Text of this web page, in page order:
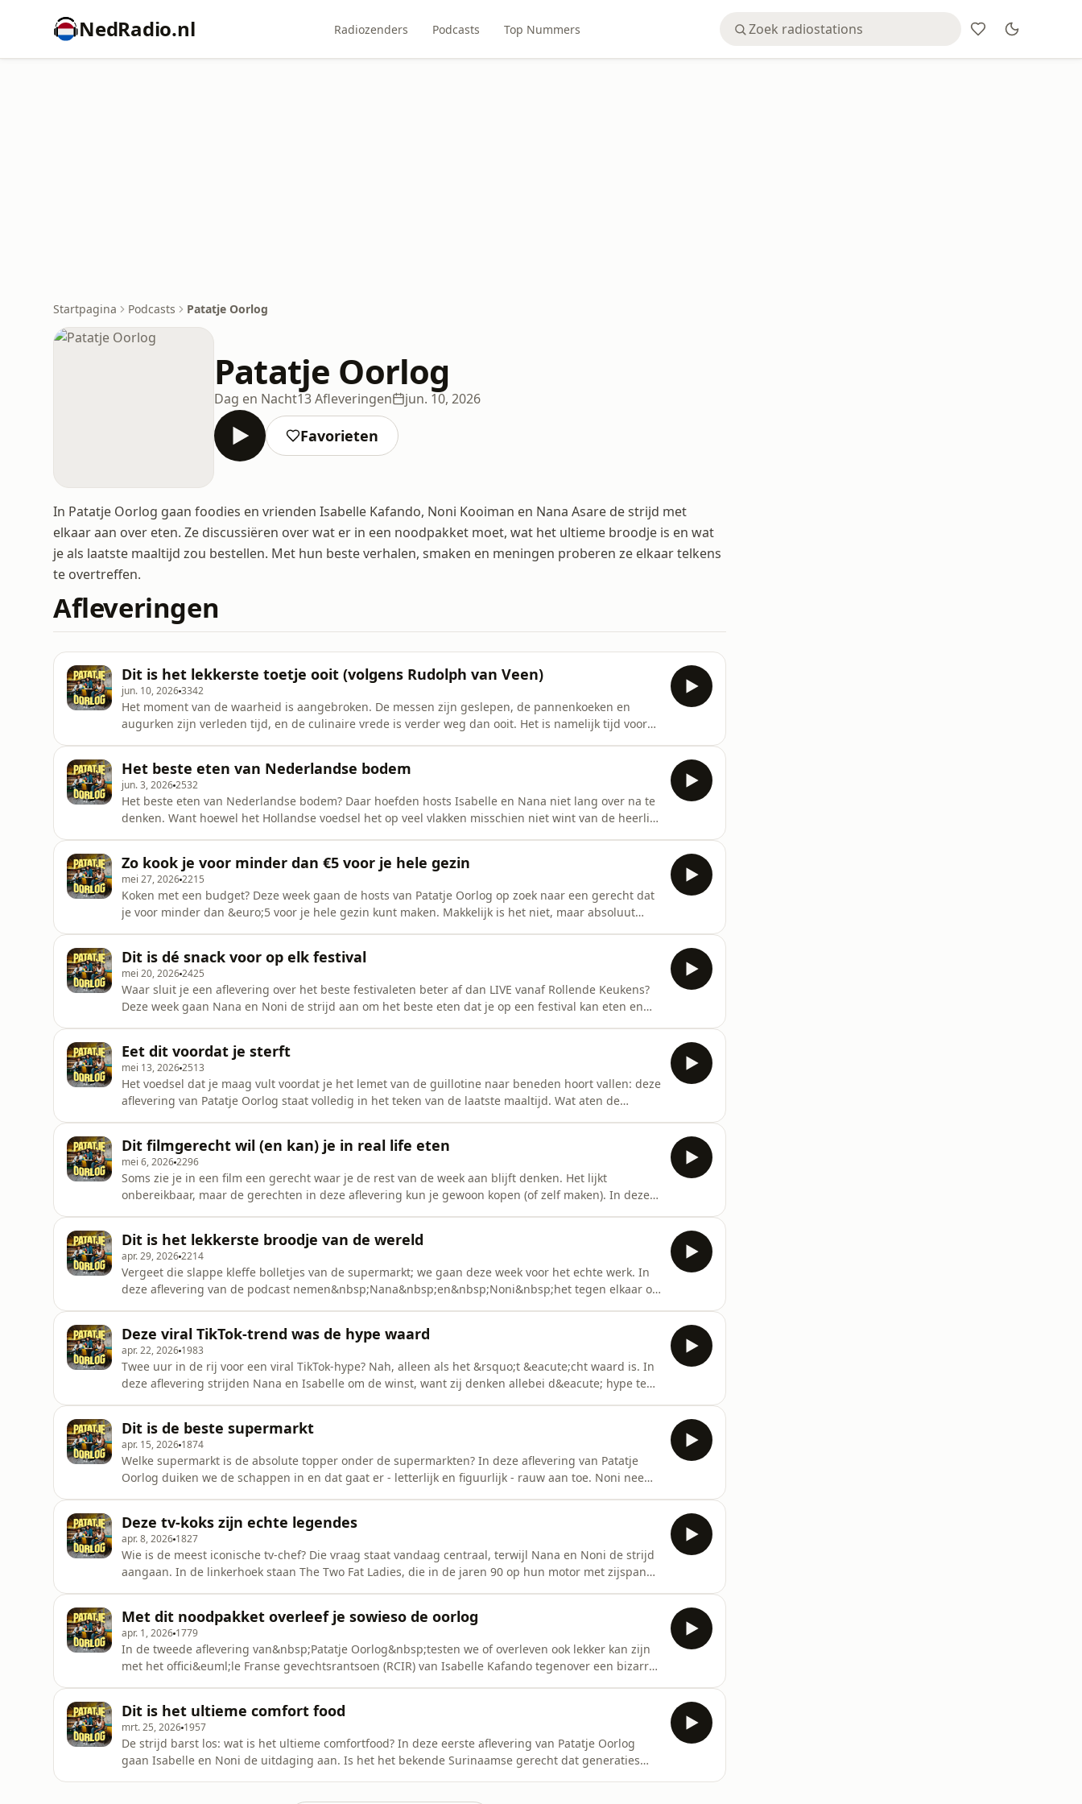
NedRadio.nl Radiozenders Podcasts Top Nummers
Startpagina Podcasts Patatje Oorlog
Patatje Oorlog
Dag en Nacht13 Afleveringen jun. 10, 2026
Favorieten
In Patatje Oorlog gaan foodies en vrienden Isabelle Kafando, Noni Kooiman en Nana Asare de strijd met
elkaar aan over eten. Ze discussiëren over wat er in een noodpakket moet, wat het ultieme broodje is en wat
je als laatste maaltijd zou bestellen. Met hun beste verhalen, smaken en meningen proberen ze elkaar telkens
te overtreffen.
Afleveringen
Dit is het lekkerste toetje ooit (volgens Rudolph van Veen)
jun. 10, 20263342
Het moment van de waarheid is aangebroken. De messen zijn geslepen, de pannenkoeken en
augurken zijn verleden tijd, en de culinaire vrede is verder weg dan ooit. Het is namelijk tijd voor
vandaag &aacute;ll
Het beste eten van Nederlandse bodem
jun. 3, 20262532
Het beste eten van Nederlandse bodem? Daar hoefden hosts Isabelle en Nana niet lang over na te
denken. Want hoewel het Hollandse voedsel het op veel vlakken misschien niet wint van de heerlijk
een hele and
Zo kook je voor minder dan €5 voor je hele gezin
mei 27, 20262215
Koken met een budget? Deze week gaan de hosts van Patatje Oorlog op zoek naar een gerecht dat
je voor minder dan &euro;5 voor je hele gezin kunt maken. Makkelijk is het niet, maar absoluut
buurt mee zou kun
Dit is dé snack voor op elk festival
mei 20, 20262425
Waar sluit je een aflevering over het beste festivaleten beter af dan LIVE vanaf Rollende Keukens?
Deze week gaan Nana en Noni de strijd aan om het beste eten dat je op een festival kan eten en
ready maakt om
Eet dit voordat je sterft
mei 13, 20262513
Het voedsel dat je maag vult voordat je het lemet van de guillotine naar beneden hoort vallen: deze
aflevering van Patatje Oorlog staat volledig in het teken van de laatste maaltijd. Wat aten de
waar een Am
Dit filmgerecht wil (en kan) je in real life eten
mei 6, 20262296
Soms zie je in een film een gerecht waar je de rest van de week aan blijft denken. Het lijkt
onbereikbaar, maar de gerechten in deze aflevering kun je gewoon kopen (of zelf maken). In deze
worden. Alles wordt we
Dit is het lekkerste broodje van de wereld
apr. 29, 20262214
Vergeet die slappe kleffe bolletjes van de supermarkt; we gaan deze week voor het echte werk. In
deze aflevering van de podcast nemen&nbsp;Nana&nbsp;en&nbsp;Noni&nbsp;het tegen elkaar op
&eacute;cht speciaal te ma
Deze viral TikTok-trend was de hype waard
apr. 22, 2026 1983
Twee uur in de rij voor een viral TikTok-hype? Nah, alleen als het &rsquo;t &eacute;cht waard is. In
deze aflevering strijden Nana en Isabelle om de winst, want zij denken allebei d&eacute; hype te
feministische beweg
Dit is de beste supermarkt
apr. 15, 2026 1874
Welke supermarkt is de absolute topper onder de supermarkten? In deze aflevering van Patatje
Oorlog duiken we de schappen in en dat gaat er - letterlijk en figuurlijk - rauw aan toe. Noni neemt
een ode aan de
Deze tv-koks zijn echte legendes
apr. 8, 2026 1827
Wie is de meest iconische tv-chef? Die vraag staat vandaag centraal, terwijl Nana en Noni de strijd
aangaan. In de linkerhoek staan The Two Fat Ladies, die in de jaren 90 op hun motor met zijspan
Martha Stewart:
Met dit noodpakket overleef je sowieso de oorlog
apr. 1, 2026 1779
In de tweede aflevering van&nbsp;Patatje Oorlog&nbsp;testen we of overleven ook lekker kan zijn
met het offici&euml;le Franse gevechtsrantsoen (RCIR) van Isabelle Kafando tegenover een bizarre
Kooiman en Nana
Dit is het ultieme comfort food
mrt. 25, 2026 1957
De strijd barst los: wat is het ultieme comfortfood? In deze eerste aflevering van Patatje Oorlog
gaan Isabelle en Noni de uitdaging aan. Is het het bekende Surinaamse gerecht dat generaties